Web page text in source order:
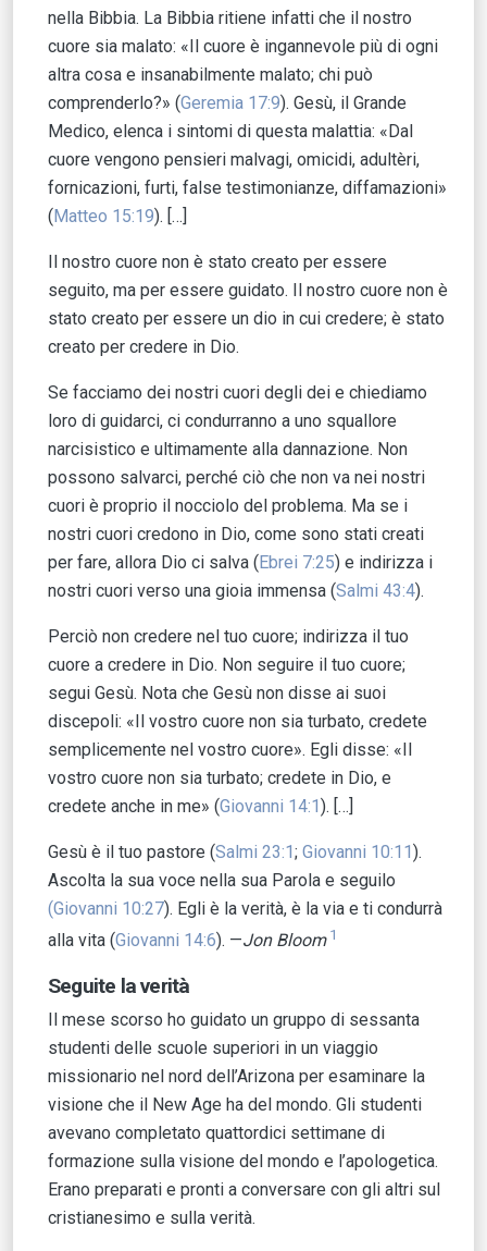
nella Bibbia. La Bibbia ritiene infatti che il nostro
cuore sia malato: «Il cuore è ingannevole più di ogni
altra cosa e insanabilmente malato; chi può
comprenderlo?» (Geremia 17:9). Gesù, il Grande
Medico, elenca i sintomi di questa malattia: «Dal
cuore vengono pensieri malvagi, omicidi, adultèri,
fornicazioni, furti, false testimonianze, diffamazioni»
(Matteo 15:19). […]
Il nostro cuore non è stato creato per essere
seguito, ma per essere guidato. Il nostro cuore non è
stato creato per essere un dio in cui credere; è stato
creato per credere in Dio.
Se facciamo dei nostri cuori degli dei e chiediamo
loro di guidarci, ci condurranno a uno squallore
narcisistico e ultimamente alla dannazione. Non
possono salvarci, perché ciò che non va nei nostri
cuori è proprio il nocciolo del problema. Ma se i
nostri cuori credono in Dio, come sono stati creati
per fare, allora Dio ci salva (Ebrei 7:25) e indirizza i
nostri cuori verso una gioia immensa (Salmi 43:4).
Perciò non credere nel tuo cuore; indirizza il tuo
cuore a credere in Dio. Non seguire il tuo cuore;
segui Gesù. Nota che Gesù non disse ai suoi
discepoli: «Il vostro cuore non sia turbato, credete
semplicemente nel vostro cuore». Egli disse: «Il
vostro cuore non sia turbato; credete in Dio, e
credete anche in me» (Giovanni 14:1). […]
Gesù è il tuo pastore (Salmi 23:1; Giovanni 10:11).
Ascolta la sua voce nella sua Parola e seguilo
(Giovanni 10:27). Egli è la verità, è la via e ti condurrà
alla vita (Giovanni 14:6). —Jon Bloom 1
Seguite la verità
Il mese scorso ho guidato un gruppo di sessanta
studenti delle scuole superiori in un viaggio
missionario nel nord dell’Arizona per esaminare la
visione che il New Age ha del mondo. Gli studenti
avevano completato quattordici settimane di
formazione sulla visione del mondo e l’apologetica.
Erano preparati e pronti a conversare con gli altri sul
cristianesimo e sulla verità.